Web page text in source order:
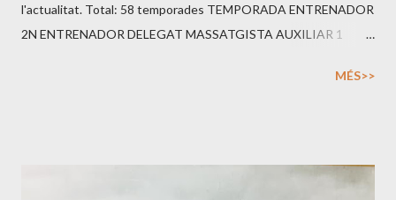
l'actualitat. Total: 58 temporades TEMPORADA ENTRENADOR
2N ENTRENADOR DELEGAT MASSATGISTA AUXILIAR 1
MÉS>>